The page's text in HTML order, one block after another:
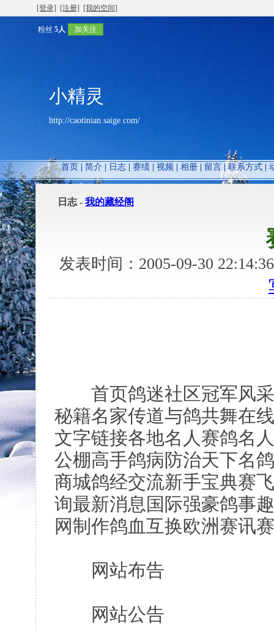
[登录] [注册] [我的空间]
粉丝 5人 加关注
小精灵
http://caotinian.saige.com/
首页 简介 日志 赛绩 视频 相册 留言 |联系方式
日志 - 我的藏经阁
赛
发表时间：2005-09-30
首页鸽迷社区冠军风采
秘籍名家传道与鸽共舞在
文字链接各地名人赛鸽名
公棚高手鸽病防治天下名
商城鸽经交流新手宝典赛
询最新消息国际强豪鸽事
网制作鸽血互换欧洲赛讯
网站布告
网站公告